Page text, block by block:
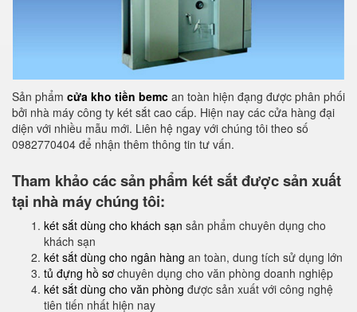
Sản phẩm cửa kho tiền bemc an toàn hiện đạng được phân phối
bởi nhà máy công ty két sắt cao cấp. Hiện nay các cửa hàng đại
diện với nhiều mẫu mới. Liên hệ ngay với chúng tôi theo số
0982770404 để nhận thêm thông tin tư vấn.
Tham khảo các sản phẩm két sắt được sản xuất
tại nhà máy chúng tôi:
két sắt dùng cho khách sạn sản phẩm chuyên dụng cho
khách sạn
két sắt dùng cho ngân hàng an toàn, dung tích sử dụng lớn
tủ đựng hồ sơ chuyên dụng cho văn phòng doanh nghiệp
két sắt dùng cho văn phòng được sản xuất với công nghệ
tiên tiến nhất hiện nay